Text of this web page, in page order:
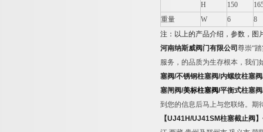
H
150
重量
W 6
8
注：以上的产品介绍，参数，图
河南纳斯威阀门有限公司 尊崇“
服务，的品质为生存根本，我们
塞阀/不锈钢柱塞阀/内螺纹柱塞阀
塞闸阀/美标柱塞阀/平衡式柱塞阀
到您的信息后马上与您联络。期
【UJ41H/UJ41SM柱塞截止阀 】